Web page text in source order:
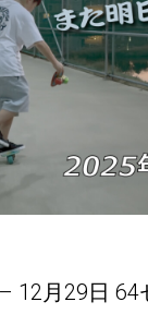
12月29日 64